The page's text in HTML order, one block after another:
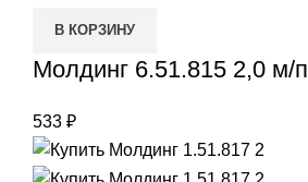
В КОРЗИНУ
Молдинг 6.51.815 2,0 м/п
533 ₽